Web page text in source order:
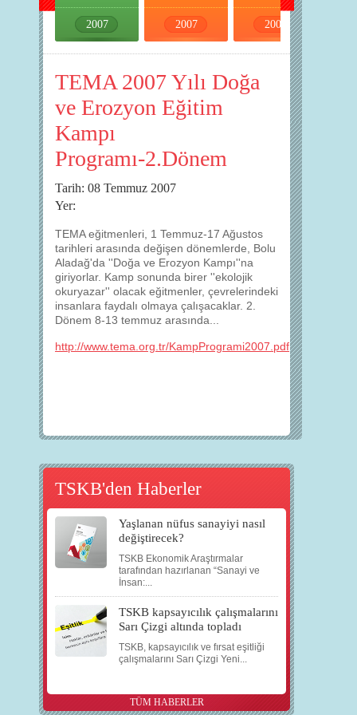
2007 2007 2007
TEMA 2007 Yılı Doğa
ve Erozyon Eğitim
Kampı
Programı-2.Dönem
Tarih: 08 Temmuz 2007
Yer:
TEMA eğitmenleri, 1 Temmuz-17 Ağustos
tarihleri arasında değişen dönemlerde, Bolu
Aladağ'da ''Doğa ve Erozyon Kampı''na
giriyorlar. Kamp sonunda birer ''ekolojik
okuryazar'' olacak eğitmenler, çevrelerindeki
insanlara faydalı olmaya çalışacaklar. 2.
Dönem 8-13 temmuz arasında...
http://www.tema.org.tr/KampProgrami2007.pdf
TSKB'den Haberler
Yaşlanan nüfus sanayiyi nasıl
değiştirecek?
TSKB Ekonomik Araştırmalar
tarafından hazırlanan “Sanayi ve
İnsan:...
TSKB kapsayıcılık çalışmalarını
Sarı Çizgi altında topladı
TSKB, kapsayıcılık ve fırsat eşitliği
çalışmalarını Sarı Çizgi Yeni...
TÜM HABERLER